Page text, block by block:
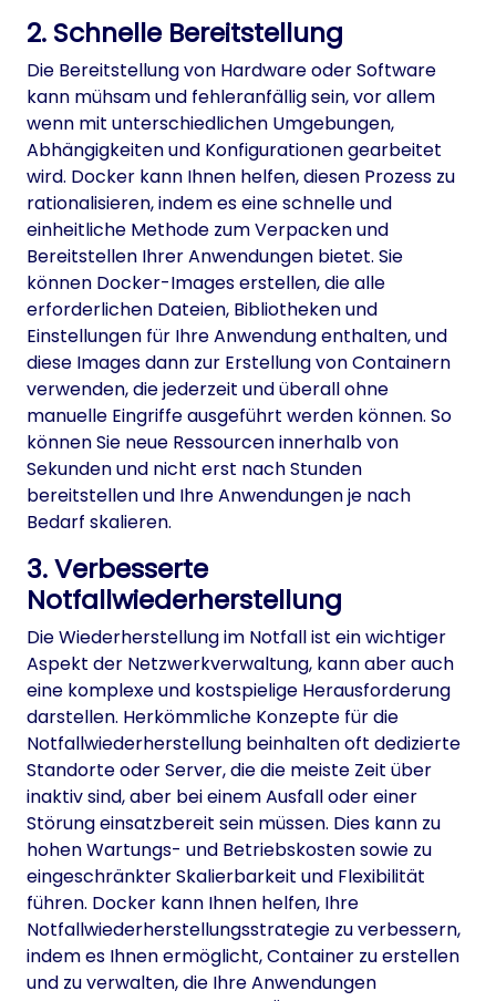
2. Schnelle Bereitstellung
Die Bereitstellung von Hardware oder Software
kann mühsam und fehleranfällig sein, vor allem
wenn mit unterschiedlichen Umgebungen,
Abhängigkeiten und Konfigurationen gearbeitet
wird. Docker kann Ihnen helfen, diesen Prozess zu
rationalisieren, indem es eine schnelle und
einheitliche Methode zum Verpacken und
Bereitstellen Ihrer Anwendungen bietet. Sie
können Docker-Images erstellen, die alle
erforderlichen Dateien, Bibliotheken und
Einstellungen für Ihre Anwendung enthalten, und
diese Images dann zur Erstellung von Containern
verwenden, die jederzeit und überall ohne
manuelle Eingriffe ausgeführt werden können. So
können Sie neue Ressourcen innerhalb von
Sekunden und nicht erst nach Stunden
bereitstellen und Ihre Anwendungen je nach
Bedarf skalieren.
3. Verbesserte
Notfallwiederherstellung
Die Wiederherstellung im Notfall ist ein wichtiger
Aspekt der Netzwerkverwaltung, kann aber auch
eine komplexe und kostspielige Herausforderung
darstellen. Herkömmliche Konzepte für die
Notfallwiederherstellung beinhalten oft dedizierte
Standorte oder Server, die die meiste Zeit über
inaktiv sind, aber bei einem Ausfall oder einer
Störung einsatzbereit sein müssen. Dies kann zu
hohen Wartungs- und Betriebskosten sowie zu
eingeschränkter Skalierbarkeit und Flexibilität
führen. Docker kann Ihnen helfen, Ihre
Notfallwiederherstellungsstrategie zu verbessern,
indem es Ihnen ermöglicht, Container zu erstellen
und zu verwalten, die Ihre Anwendungen